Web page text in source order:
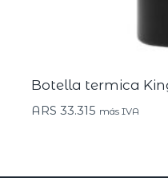
Botella termica
ARS 33.315 más IVA